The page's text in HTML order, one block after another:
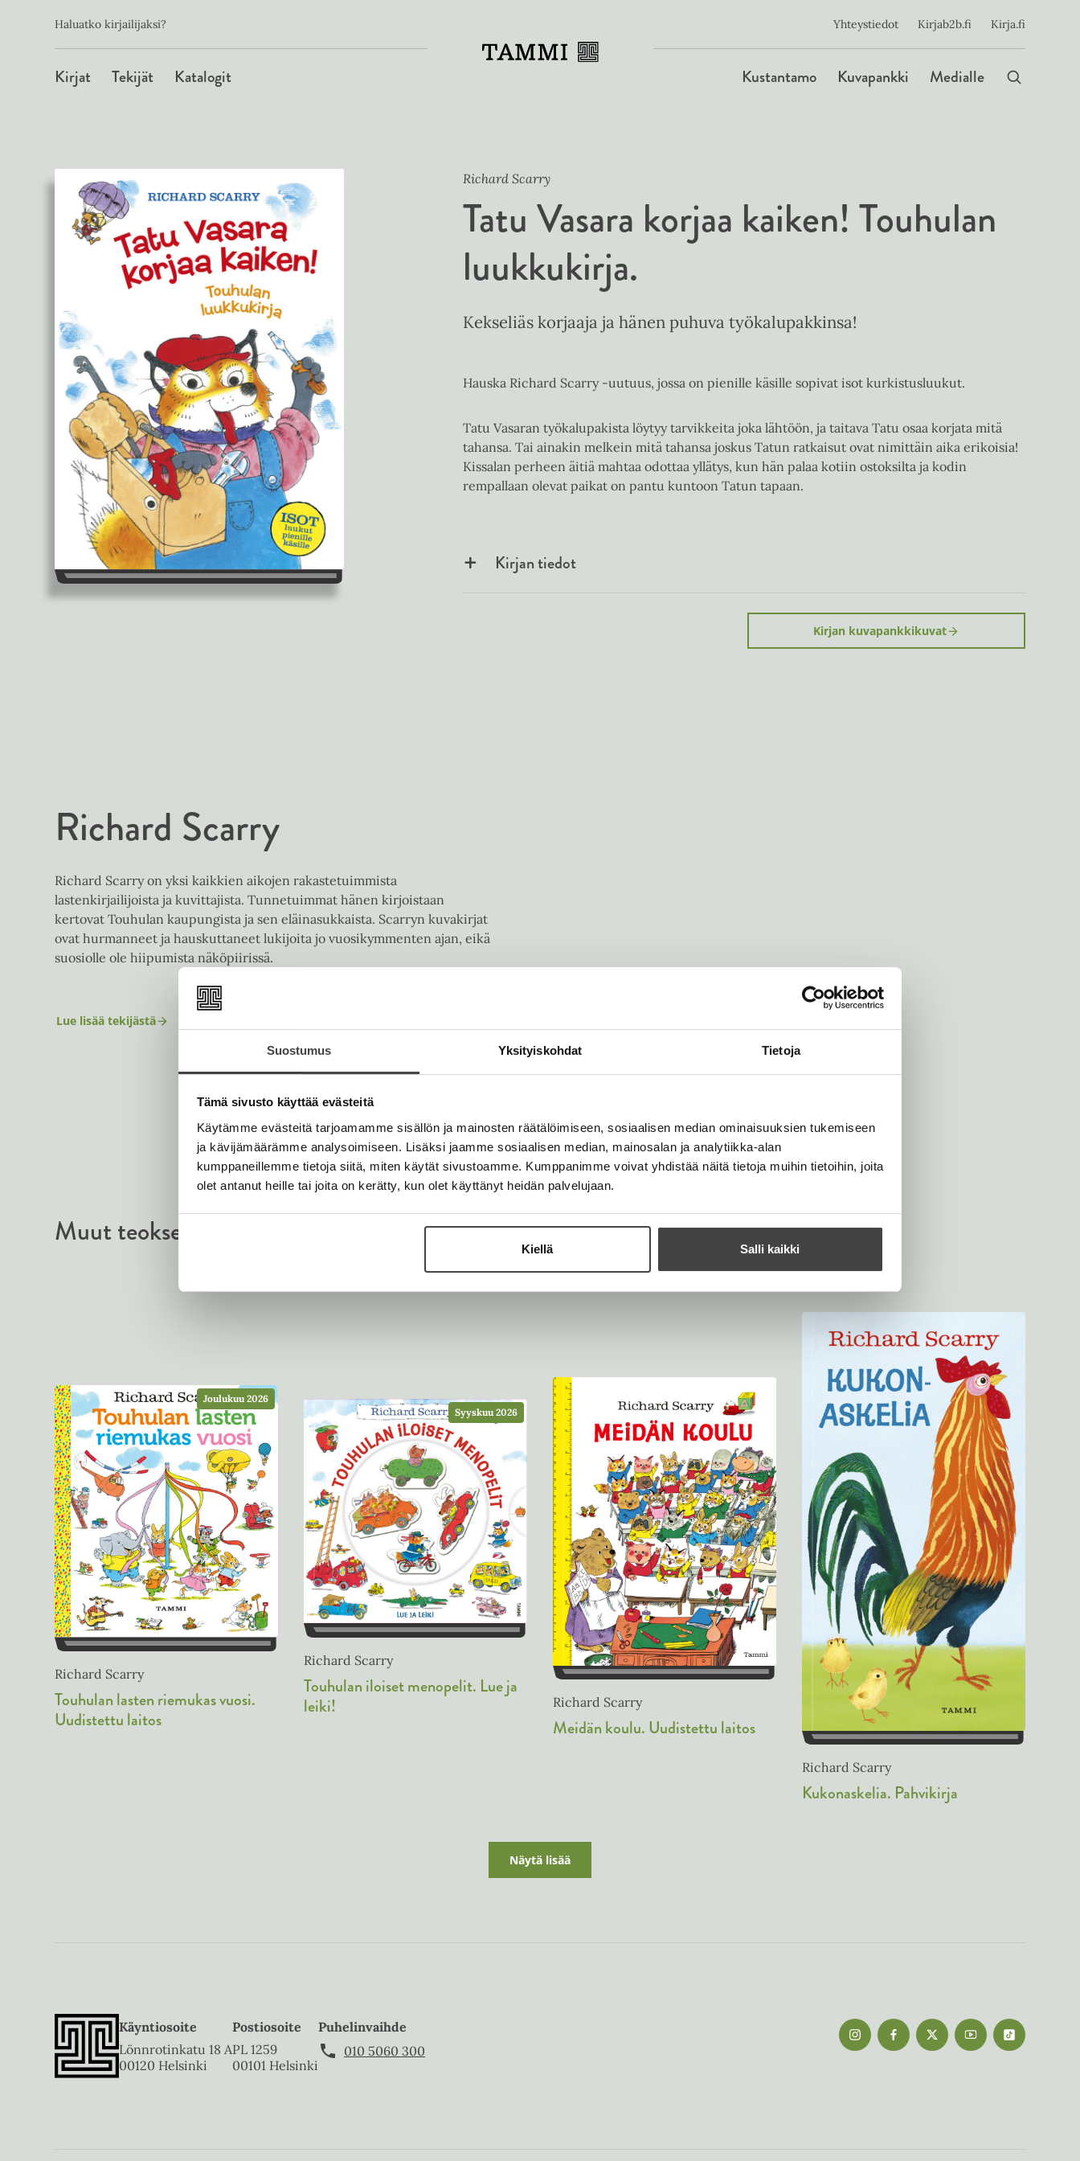
Suostumus Yksityiskohdat Tietoja
Tämä sivusto käyttää evästeitä
Käytämme evästeitä tarjoamamme sisällön ja mainosten räätälöimiseen, sosiaalisen median ominaisuuksien tukemiseen
ja kävijämäärämme analysoimiseen. Lisäksi jaamme sosiaalisen median, mainosalan ja analytiikka-alan
kumppaneillemme tietoja siitä, miten käytät sivustoamme. Kumppanimme voivat yhdistää näitä tietoja muihin tietoihin, joita
olet antanut heille tai joita on kerätty, kun olet käyttänyt heidän palvelujaan.
Kiellä Salli kaikki
Toissijainen
Haluatko kirjailijaksi?
Päävalikko
Kirjat Tekijät Katalogit
Yhteystiedot Kirjab2b.fi Kirja.fi
Päävalikko
Kustantamo Kuvapankki Medialle
Richard Scarry
Tatu Vasara korjaa kaiken! Touhulan
luukkukirja.
Kekseliäs korjaaja ja hänen puhuva työkalupakkinsa!
Hauska Richard Scarry -uutuus, jossa on pienille käsille sopivat isot kurkistusluukut.
Tatu Vasaran työkalupakista löytyy tarvikkeita joka lähtöön, ja taitava Tatu osaa korjata mitä
tahansa. Tai ainakin melkein mitä tahansa joskus Tatun ratkaisut ovat nimittäin aika erikoisia!
Kissalan perheen äitiä mahtaa odottaa yllätys, kun hän palaa kotiin ostoksilta ja kodin
rempallaan olevat paikat on pantu kuntoon Tatun tapaan.
Kirjan tiedot
Kirjan kuvapankkikuvat
Richard Scarry
Richard Scarry on yksi kaikkien aikojen rakastetuimmista
lastenkirjailijoista ja kuvittajista. Tunnetuimmat hänen kirjoistaan
kertovat Touhulan kaupungista ja sen eläinasukkaista. Scarryn kuvakirjat
ovat hurmanneet ja hauskuttaneet lukijoita jo vuosikymmenten ajan, eikä
suosiolle ole hiipumista näköpiirissä.
Lue lisää tekijästä
R
Muut teokset
Joulukuu 2026
Richard Scarry
Touhulan lasten riemukas vuosi.
Uudistettu laitos
Syyskuu 2026
Richard Scarry
Touhulan iloiset menopelit. Lue ja
leiki!
Richard Scarry
Meidän koulu. Uudistettu laitos
Richard Scarry
Kukonaskelia. Pahvikirja
Näytä lisää
Käyntiosoite
Lönnrotinkatu 18 A
00120 Helsinki
Postiosoite
PL 1259
00101 Helsinki
Puhelinvaihde
010 5060 300